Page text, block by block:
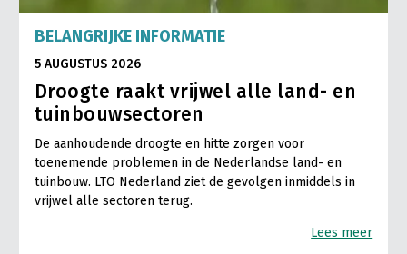
BELANGRIJKE INFORMATIE
5 AUGUSTUS 2026
Droogte raakt vrijwel alle land- en
tuinbouwsectoren
De aanhoudende droogte en hitte zorgen voor
toenemende problemen in de Nederlandse land- en
tuinbouw. LTO Nederland ziet de gevolgen inmiddels in
vrijwel alle sectoren terug.
Lees meer